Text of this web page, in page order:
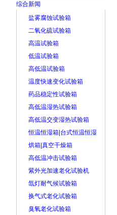
综合新闻
盐雾腐蚀试验箱
二氧化硫试验箱
高温试验箱
低温试验箱
高低温试验箱
温度快速变化试验箱
药品稳定性试验箱
高低温湿热试验箱
高低温交变湿热试验箱
恒温恒湿箱|台式恒温恒湿
烘箱|真空干燥箱
高低温冲击试验箱
紫外光加速老化试验机
氙灯耐气候试验箱
换气式老化试验箱
臭氧老化试验箱